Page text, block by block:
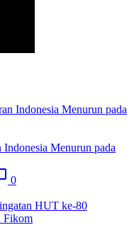
Menurun pada
0
HUT ke-80
Fikom